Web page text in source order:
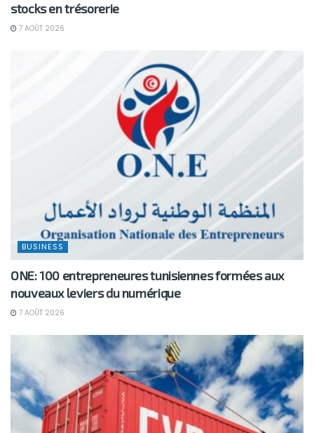
stocks en trésorerie
7 AOÛT 2026
BUSINESS
ONE: 100 entrepreneures tunisiennes formées aux
nouveaux leviers du numérique
7 AOÛT 2026